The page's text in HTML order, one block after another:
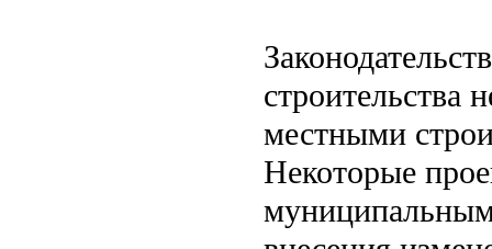
строительства
местными
Некоторые